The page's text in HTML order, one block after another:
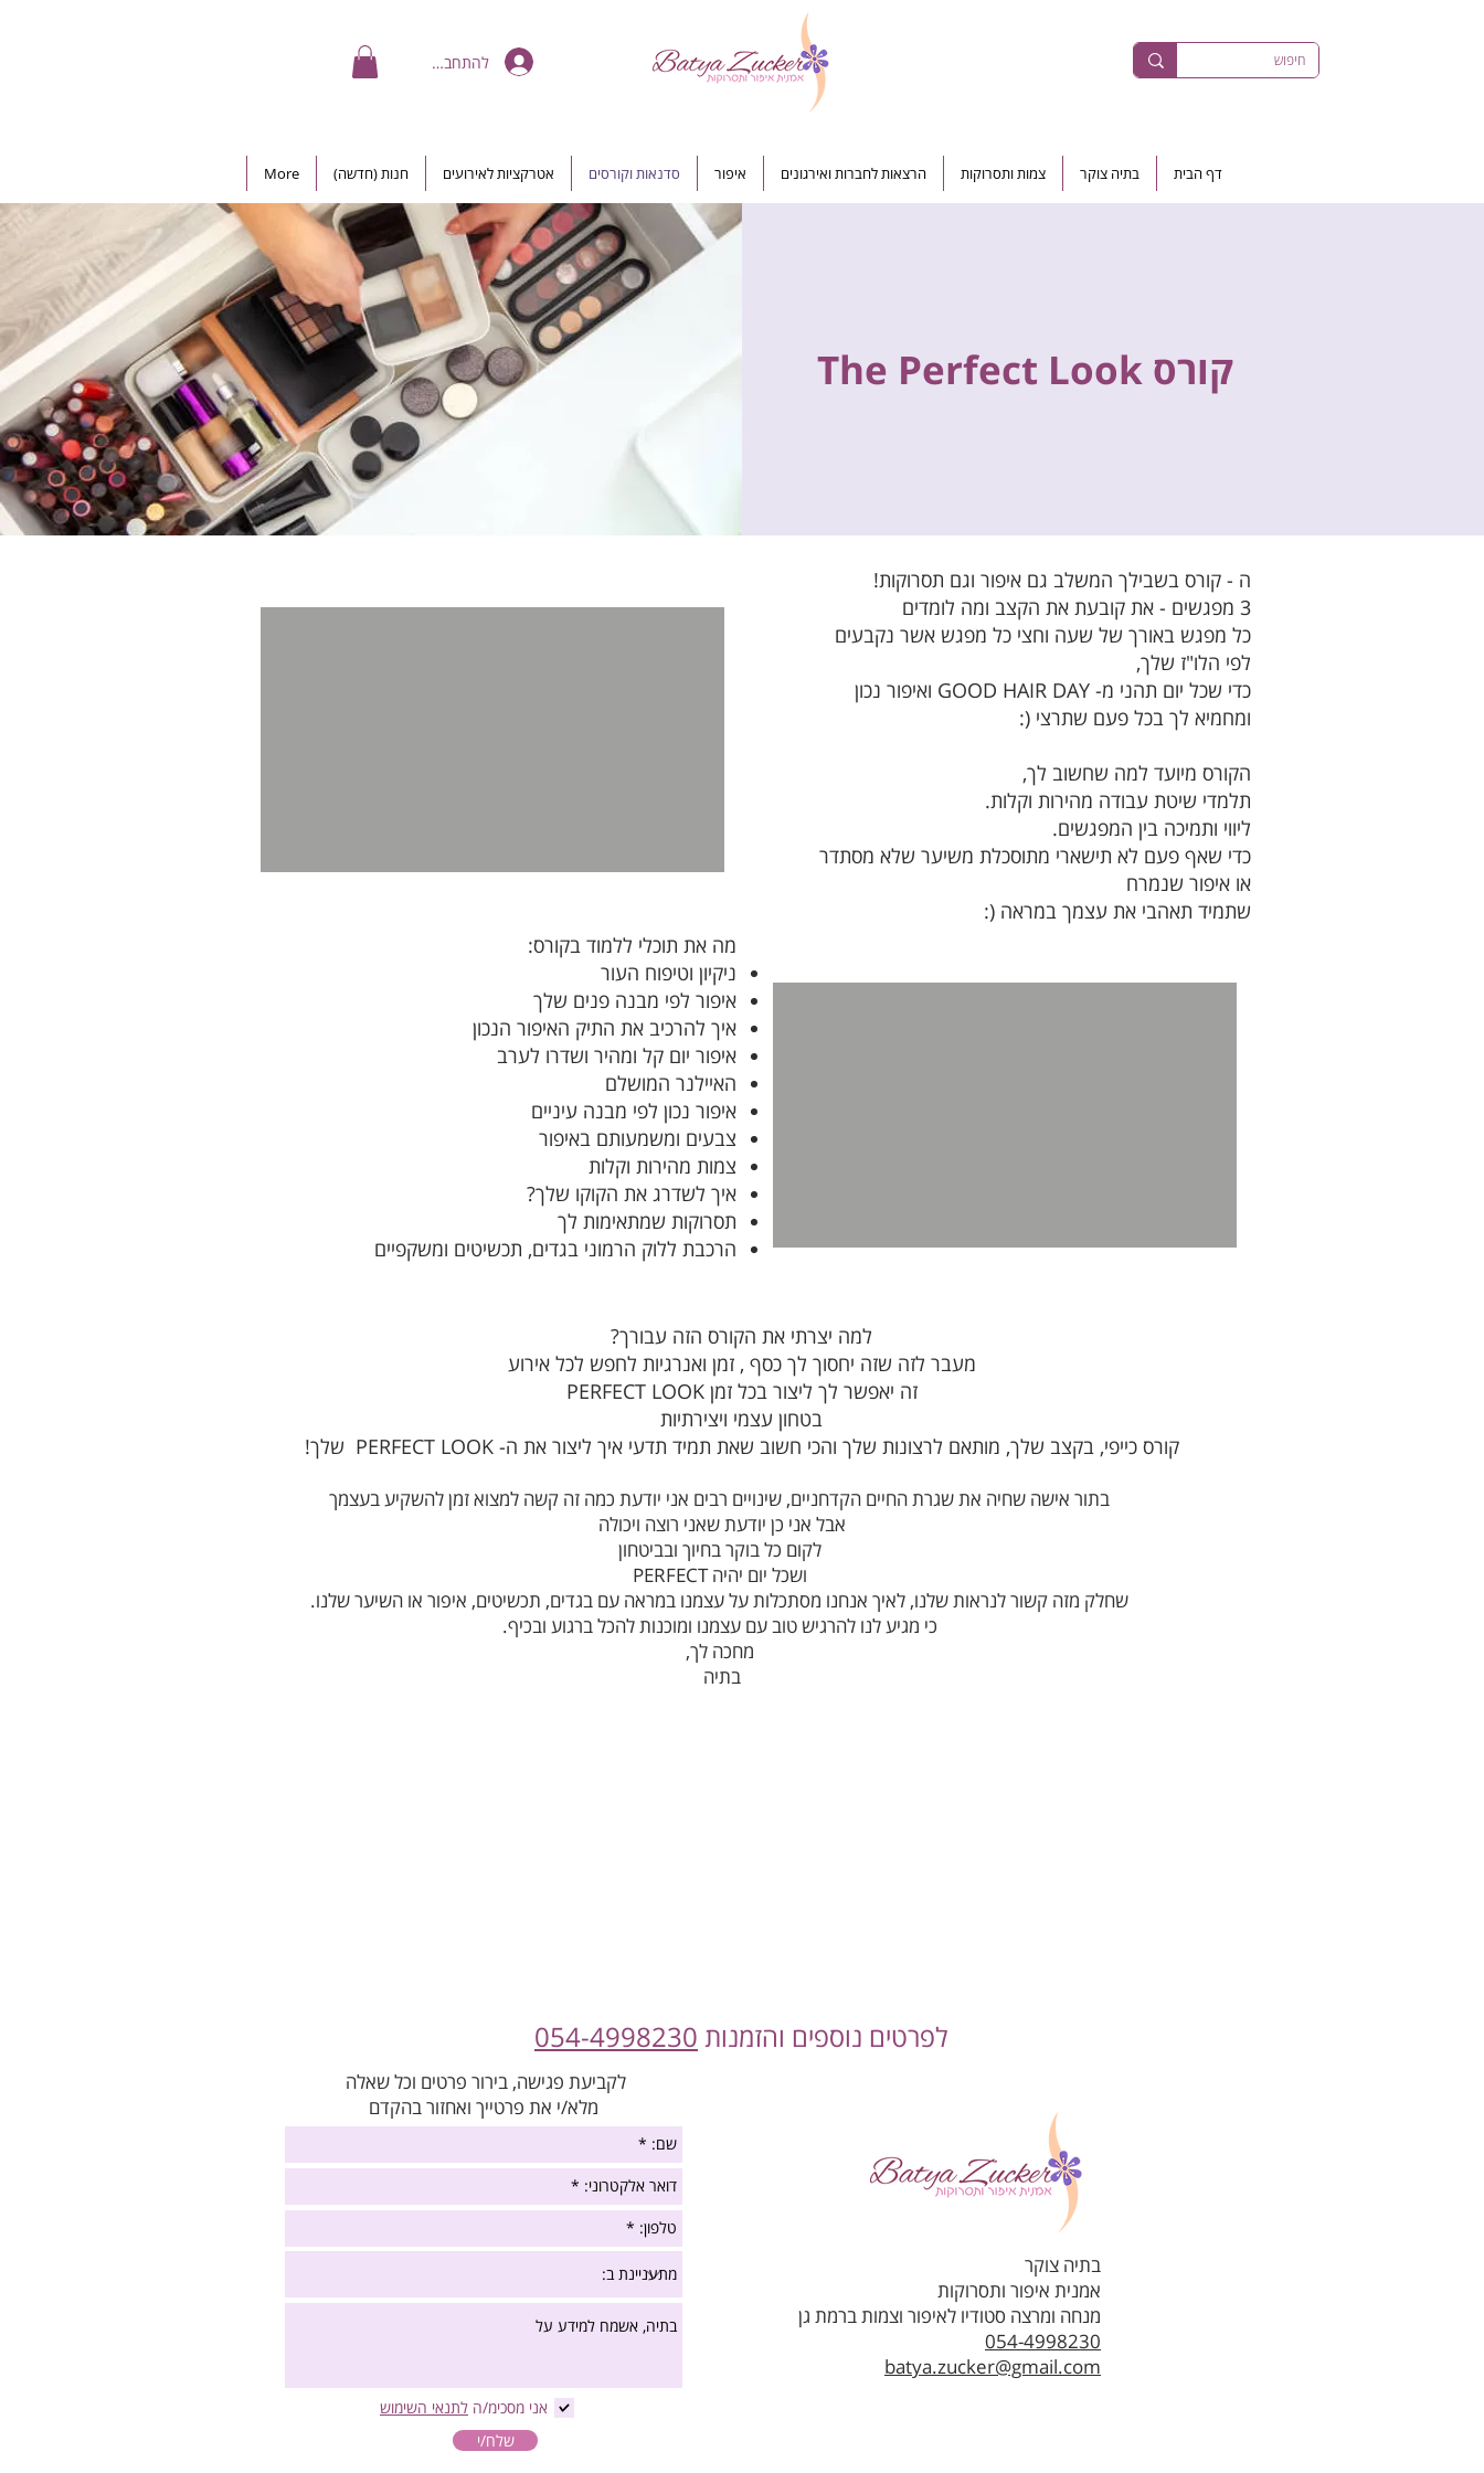
להתחברות
דף הבית בתיה צוקר צמות ותסרוקות הרצאות לחברות ואירגונים איפור סדנאות וקורסים אטרקציות לאירועים חנות (חדשה) More
קורס The Perfect Look
מה את תוכלי ללמוד בקורס:
ניקיון וטיפוח העור
איפור לפי מבנה פנים שלך
איך להרכיב את התיק האיפור הנכון
איפור יום קל ומהיר ושדרו לערב
האיילנר המושלם
איפור נכון לפי מבנה עיניים
צבעים ומשמעותם באיפור
צמות מהירות וקלות
איך לשדרג את הקוקו שלך?
תסרוקות שמתאימות לך
הרכבת ללוק הרמוני בגדים, תכשיטים ומשקפיים
ה - קורס בשבילך המשלב גם איפור וגם תסרוקות!
3 מפגשים - את קובעת את הקצב ומה לומדים
כל מפגש באורך של שעה וחצי כל מפגש אשר נקבעים
לפי הלו"ז שלך,
כדי שכל יום תהני מ- GOOD HAIR DAY ואיפור נכון
ומחמיא לך בכל פעם שתרצי (:
הקורס מיועד למה שחשוב לך,
תלמדי שיטת עבודה מהירות וקלות.
ליווי ותמיכה בין המפגשים.
כדי שאף פעם לא תישארי מתוסכלת משיער שלא מסתדר
או איפור שנמרח
שתמיד תאהבי את עצמך במראה (:
למה יצרתי את הקורס הזה עבורך?
מעבר לזה שזה יחסוך לך כסף , זמן ואנרגיות לחפש לכל אירוע
זה יאפשר לך ליצור בכל זמן PERFECT LOOK
בטחון עצמי ויצירתיות
קורס כייפי, בקצב שלך, מותאם לרצונות שלך והכי חשוב שאת תמיד תדעי איך ליצור את ה- PERFECT LOOK שלך!
בתור אישה שחיה את שגרת החיים הקדחניים, שינויים רבים אני יודעת כמה זה קשה למצוא זמן להשקיע בעצמך
אבל אני כן יודעת שאני רוצה ויכולה
לקום כל בוקר בחיוך ובביטחון
ושכל יום יהיה PERFECT
שחלק מזה קשור לנראות שלנו, לאיך אנחנו מסתכלות על עצמנו במראה עם בגדים, תכשיטים, איפור או השיער שלנו.
כי מגיע לנו להרגיש טוב עם עצמנו ומוכנות להכל ברגוע ובכיף.
מחכה לך,
בתיה
לפרטים נוספים והזמנות 054-4998230
לקביעת פגישה, בירור פרטים וכל שאלה
מלא/י את פרטייך ואחזור בהקדם
אני מסכימ/ה לתנאי השימוש
שלח/י
בתיה צוקר
אמנית איפור ותסרוקות
מנחה ומרצה סטודיו לאיפור וצמות ברמת גן
054-4998230
batya.zucker@gmail.com